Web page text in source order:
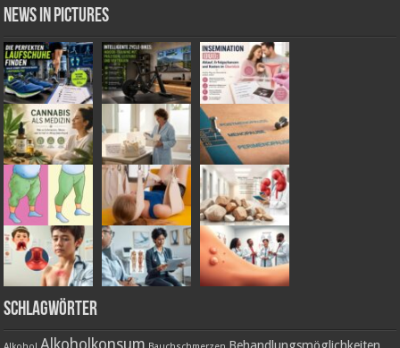
News in Pictures
Schlagwörter